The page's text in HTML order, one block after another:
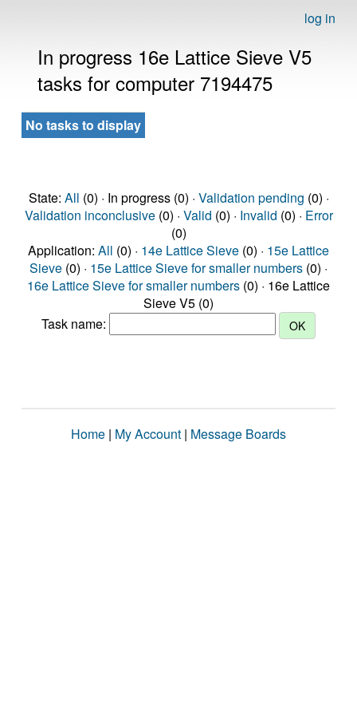
log in
In progress 16e Lattice Sieve V5
tasks for computer 7194475
No tasks to display
State: All (0) · In progress (0) · Validation pending (0) ·
Validation inconclusive(0) · Valid (0) · Invalid (0) · Error
(0)
Application: All (0) · 14e Lattice Sieve (0) · 15e Lattice
Sieve (0) · 15e Lattice Sieve for smaller numbers (0) ·
16e Lattice Sieve for smaller numbers (0) · 16e Lattice
Sieve V5 (0)
Task name:
Home | My Account | Message Boards